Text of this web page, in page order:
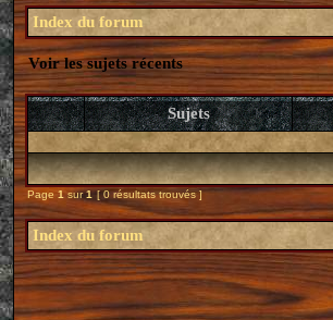
Index du forum
Voir les sujets récents
Sujets
Page1sur1[ 0 résultats trouvés ]
Index du forum